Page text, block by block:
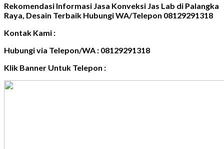
Rekomendasi Informasi Jasa Konveksi Jas Lab di Palangka
Raya, Desain Terbaik Hubungi WA/Telepon 08129291318
Kontak Kami :
Hubungi via Telepon/WA : 08129291318
Klik Banner Untuk Telepon :